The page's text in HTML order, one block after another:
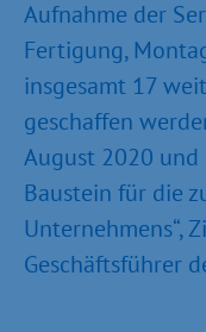
Aufnahme der
Fertigung,
insgesamt 17
geschaffen
August 2020 und
Baustein für die
Unternehmens“,
Geschäftsführer